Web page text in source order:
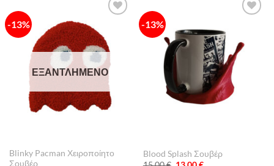
-13%
στην λίστα
επιθυμιών
ΕΞΑΝΤΛΗΜΈΝΟ
Blinky Pacman Χειροποίητο
Σουβέρ
-13%
στην λίστα
επιθυμιών
Blood Splash Σουβέρ